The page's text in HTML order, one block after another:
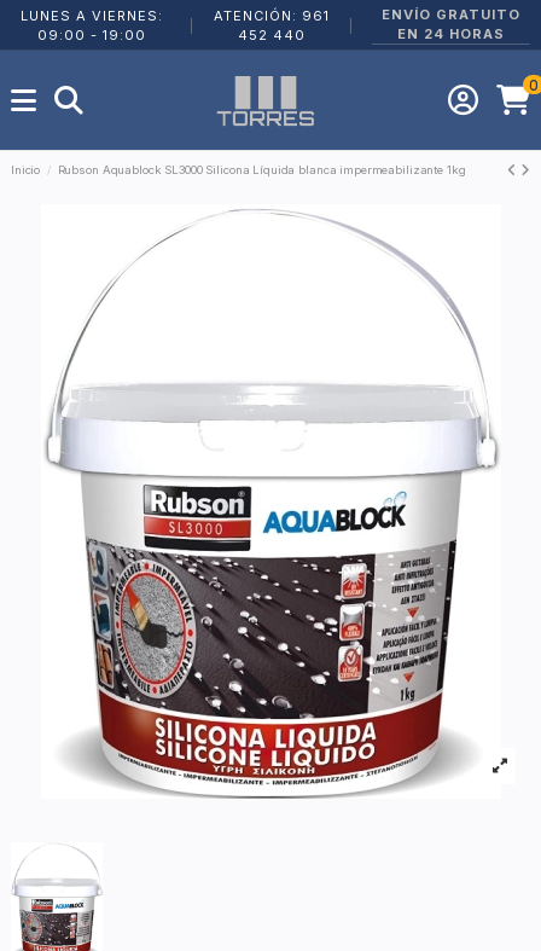
LUNES A VIERNES:
09:00 - 19:00
ATENCIÓN: 961
452 440
ENVÍO GRATUITO
EN 24 HORAS
0
Inicio Rubson Aquablock SL3000 Silicona Líquida blanca impermeabilizante 1kg